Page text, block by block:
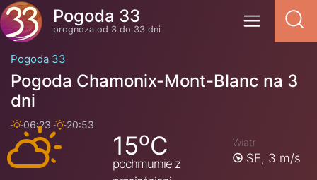
Pogoda 33
prognoza od 3 do 33 dni
Pogoda 33
Pogoda Chamonix-Mont-Blanc na 3
dni
06:23 20:53
15oC
pochmurnie z
Wiatr
SE, 3 m/s